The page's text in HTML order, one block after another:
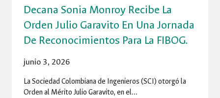
PLANEACIÓN
TERRITORIAL
Decana Sonia Monroy Recibe La
Orden Julio Garavito En Una Jornada
De Reconocimientos Para La FIBOG.
junio 3, 2026
La Sociedad Colombiana de Ingenieros (SCI) otorgó la
Orden al Mérito Julio Garavito, en el…